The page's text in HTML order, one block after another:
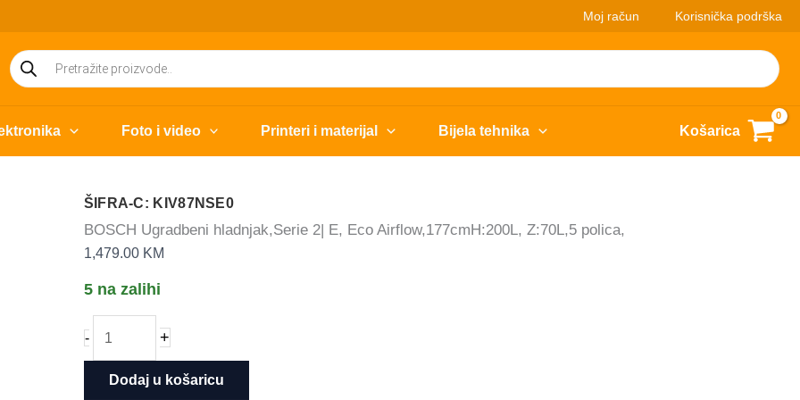
Moj račun Korisnička podrška
Products
search
Foto i video Printeri i materijal Bijela tehnika Košarica
ŠIFRA-C: KIV87NSE0
BOSCH Ugradbeni hladnjak,Serie 2| E, Eco Airflow,177cmH:200L, Z:70L,5 polica,
1,479.00 KM
5 na zalihi
-
Ugradbeni
hladnjak,Serie
+
Dodaj u košaricu